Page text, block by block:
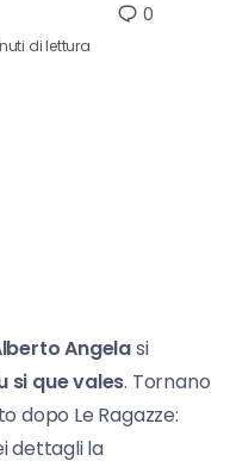
di lettura
0
Angelasi
si que vales. Tornano
dopo Le Ragazze:
dettagli la